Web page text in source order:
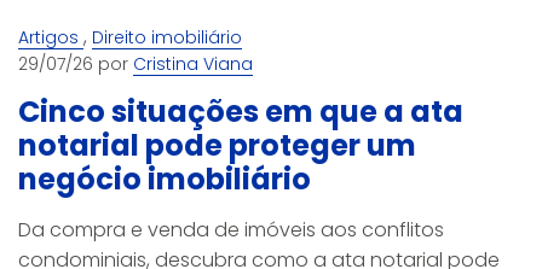
Artigos , Direito imobiliário
29/07/26 por Cristina Viana
Cinco situações em que a ata
notarial pode proteger um
negócio imobiliário
Da compra e venda de imóveis aos conflitos
condominiais, descubra como a ata notarial pode